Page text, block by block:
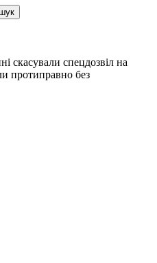
скасували спецдозвіл на
протиправно без